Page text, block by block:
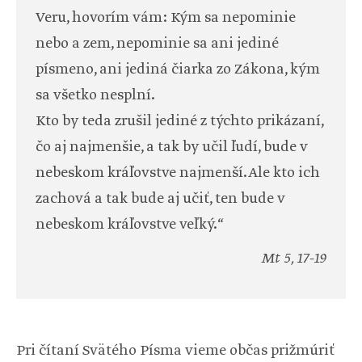
Veru, hovorím vám: Kým sa nepominie
nebo a zem, nepominie sa ani jediné
písmeno, ani jediná čiarka zo Zákona, kým
sa všetko nesplní.
Kto by teda zrušil jediné z týchto prikázaní,
čo aj najmenšie, a tak by učil ľudí, bude v
nebeskom kráľovstve najmenší. Ale kto ich
zachová a tak bude aj učiť, ten bude v
nebeskom kráľovstve veľký.“
Mt 5, 17-19
Pri čítaní Svätého Písma vieme občas prižmúriť